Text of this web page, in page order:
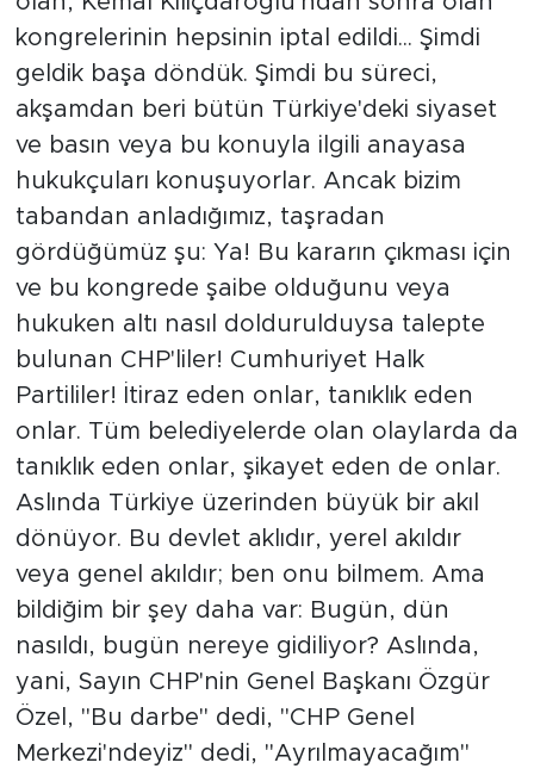
kongrelerinin hepsinin iptal edildi... Şimdi
geldik başa döndük. Şimdi bu süreci,
akşamdan beri bütün Türkiye'deki siyaset
ve basın veya bu konuyla ilgili anayasa
hukukçuları konuşuyorlar. Ancak bizim
tabandan anladığımız, taşradan
gördüğümüz şu: Ya! Bu kararın çıkması için
ve bu kongrede şaibe olduğunu veya
hukuken altı nasıl doldurulduysa talepte
bulunan CHP'liler! Cumhuriyet Halk
Partililer! İtiraz eden onlar, tanıklık eden
onlar. Tüm belediyelerde olan olaylarda da
tanıklık eden onlar, şikayet eden de onlar.
Aslında Türkiye üzerinden büyük bir akıl
dönüyor. Bu devlet aklıdır, yerel akıldır
veya genel akıldır; ben onu bilmem. Ama
bildiğim bir şey daha var: Bugün, dün
nasıldı, bugün nereye gidiliyor? Aslında,
yani, Sayın CHP'nin Genel Başkanı Özgür
Özel, "Bu darbe" dedi, "CHP Genel
Merkezi'ndeyiz" dedi, "Ayrılmayacağım"